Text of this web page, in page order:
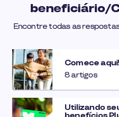
beneficiário/
Encontre todas as
Comece aqui!
8 artigos
Utilizando